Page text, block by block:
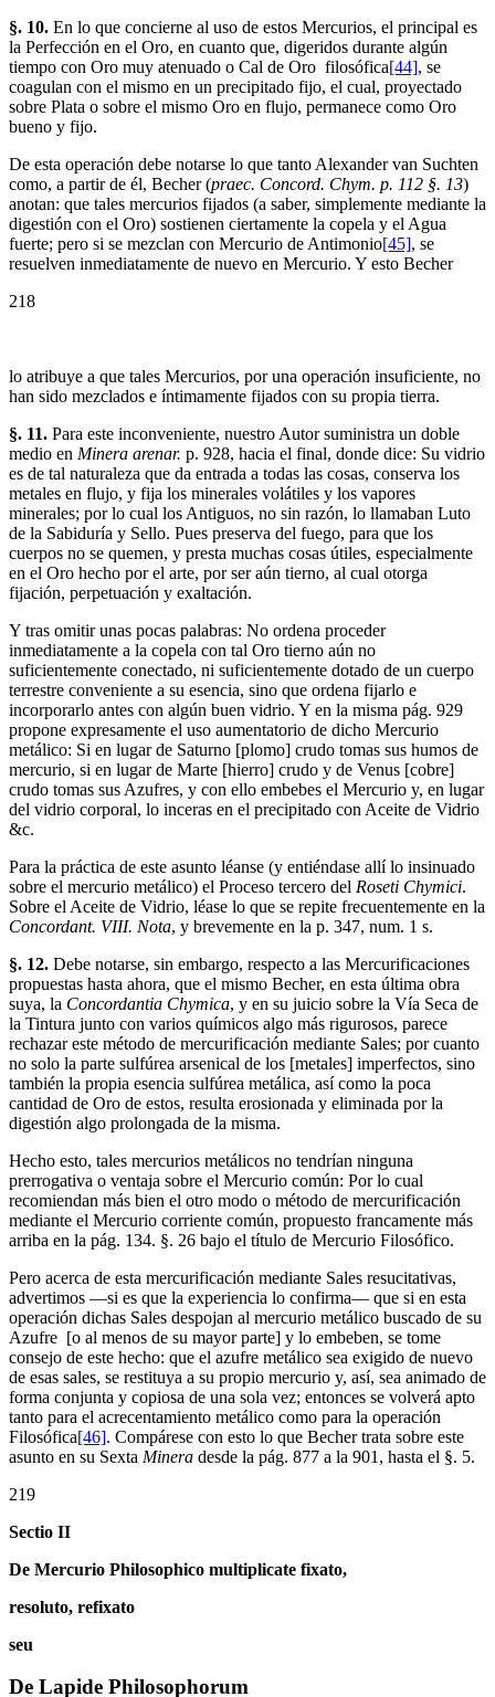
§. 10. En lo que concierne al uso de estos Mercurios, el principal es
la Perfección en el Oro, en cuanto que, digeridos durante algún
tiempo con Oro muy atenuado o Cal de Oro filosófica[44], se
coagulan con el mismo en un precipitado fijo, el cual, proyectado
sobre Plata o sobre el mismo Oro en flujo, permanece como Oro
bueno y fijo.
De esta operación debe notarse lo que tanto Alexander van Suchten
como, a partir de él, Becher (praec. Concord. Chym. p. 112 §. 13)
anotan: que tales mercurios fijados (a saber, simplemente mediante la
digestión con el Oro) sostienen ciertamente la copela y el Agua
fuerte; pero si se mezclan con Mercurio de Antimonio[45], se
resuelven inmediatamente de nuevo en Mercurio. Y esto Becher
218
lo atribuye a que tales Mercurios, por una operación insuficiente, no
han sido mezclados e íntimamente fijados con su propia tierra.
§. 11. Para este inconveniente, nuestro Autor suministra un doble
medio en Minera arenar. p. 928, hacia el final, donde dice: Su vidrio
es de tal naturaleza que da entrada a todas las cosas, conserva los
metales en flujo, y fija los minerales volátiles y los vapores
minerales; por lo cual los Antiguos, no sin razón, lo llamaban Luto
de la Sabiduría y Sello. Pues preserva del fuego, para que los
cuerpos no se quemen, y presta muchas cosas útiles, especialmente
en el Oro hecho por el arte, por ser aún tierno, al cual otorga
fijación, perpetuación y exaltación.
Y tras omitir unas pocas palabras: No ordena proceder
inmediatamente a la copela con tal Oro tierno aún no
suficientemente conectado, ni suficientemente dotado de un cuerpo
terrestre conveniente a su esencia, sino que ordena fijarlo e
incorporarlo antes con algún buen vidrio. Y en la misma pág. 929
propone expresamente el uso aumentatorio de dicho Mercurio
metálico: Si en lugar de Saturno [plomo] crudo tomas sus humos de
mercurio, si en lugar de Marte [hierro] crudo y de Venus [cobre]
crudo tomas sus Azufres, y con ello embebes el Mercurio y, en lugar
del vidrio corporal, lo inceras en el precipitado con Aceite de Vidrio
&c.
Para la práctica de este asunto léanse (y entiéndase allí lo insinuado
sobre el mercurio metálico) el Proceso tercero del Roseti Chymici.
Sobre el Aceite de Vidrio, léase lo que se repite frecuentemente en la
Concordant. VIII. Nota, y brevemente en la p. 347, num. 1 s.
§. 12. Debe notarse, sin embargo, respecto a las Mercurificaciones
propuestas hasta ahora, que el mismo Becher, en esta última obra
suya, la Concordantia Chymica, y en su juicio sobre la Vía Seca de
la Tintura junto con varios químicos algo más rigurosos, parece
rechazar este método de mercurificación mediante Sales; por cuanto
no solo la parte sulfúrea arsenical de los [metales] imperfectos, sino
también la propia esencia sulfúrea metálica, así como la poca
cantidad de Oro de estos, resulta erosionada y eliminada por la
digestión algo prolongada de la misma.
Hecho esto, tales mercurios metálicos no tendrían ninguna
prerrogativa o ventaja sobre el Mercurio común: Por lo cual
recomiendan más bien el otro modo o método de mercurificación
mediante el Mercurio corriente común, propuesto francamente más
arriba en la pág. 134. §. 26 bajo el título de Mercurio Filosófico.
Pero acerca de esta mercurificación mediante Sales resucitativas,
advertimos —si es que la experiencia lo confirma— que si en esta
operación dichas Sales despojan al mercurio metálico buscado de su
Azufre [o al menos de su mayor parte] y lo embeben, se tome
consejo de este hecho: que el azufre metálico sea exigido de nuevo
de esas sales, se restituya a su propio mercurio y, así, sea animado de
forma conjunta y copiosa de una sola vez; entonces se volverá apto
tanto para el acrecentamiento metálico como para la operación
Filosófica[46]. Compárese con esto lo que Becher trata sobre este
asunto en su Sexta Minera desde la pág. 877 a la 901, hasta el §. 5.
219
Sectio II
De Mercurio Philosophico multiplicate fixato,
resoluto, refixato
seu
De Lapide Philosophorum